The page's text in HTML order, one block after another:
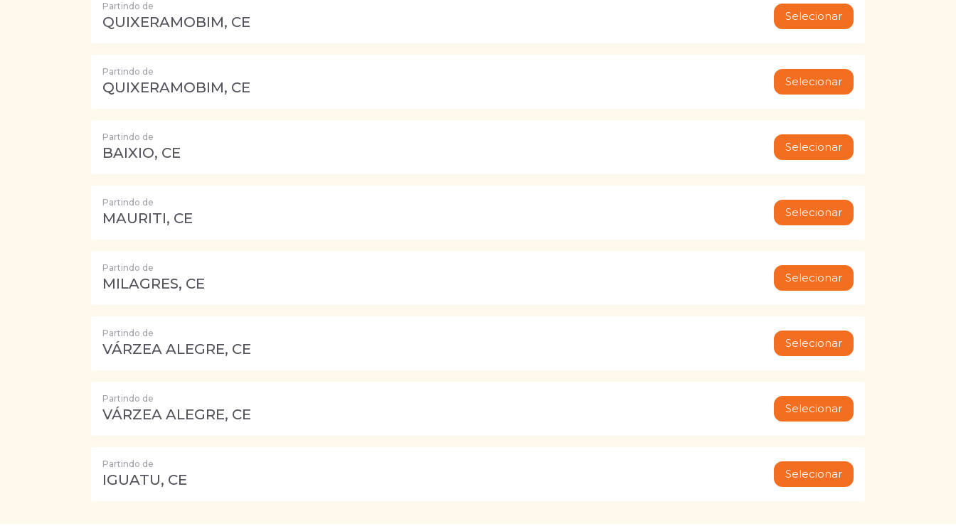
Partindo de
QUIXERAMOBIM, CE Selecionar
Partindo de
QUIXERAMOBIM, CE Selecionar
Partindo de
BAIXIO, CE Selecionar
Partindo de
MAURITI, CE Selecionar
Partindo de
MILAGRES, CE Selecionar
Partindo de
VÁRZEA ALEGRE, CE Selecionar
Partindo de
VÁRZEA ALEGRE, CE Selecionar
Partindo de
IGUATU, CE Selecionar